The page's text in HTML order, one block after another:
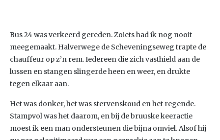
Bus 24 was verkeerd gereden. Zoiets had ik nog nooit
meegemaakt. Halverwege de Scheveningseweg trapte de
chauffeur op z’n rem. Iedereen die zich vasthield aan de
lussen en stangen slingerde heen en weer, en drukte
tegen elkaar aan.
Het was donker, het was stervenskoud en het regende.
Stampvol was het daarom, en bij de bruuske keeractie
moest ik een man ondersteunen die bijna omviel. Alsof hij